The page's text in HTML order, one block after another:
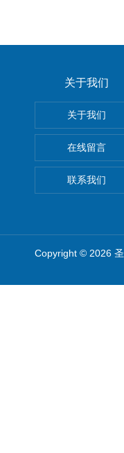
关于我们
关于我们
在线留言
联系我们
Copyright © 2026